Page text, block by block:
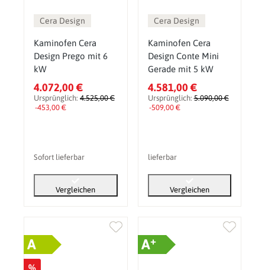
Cera Design
Kaminofen Cera
Design Prego mit 6
kW
4.072,00 €
Ursprünglich: 4.525,00 €
-453,00 €
Sofort lieferbar
Vergleichen
Cera Design
Kaminofen Cera
Design Conte Mini
Gerade mit 5 kW
4.581,00 €
Ursprünglich:5.090,00 €
-509,00 €
lieferbar
Vergleichen
A A+